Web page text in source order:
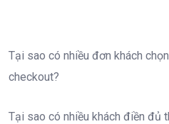
Tại sao có nhiều đơn khách
checkout?
Tại sao có nhiều khách điền đủ